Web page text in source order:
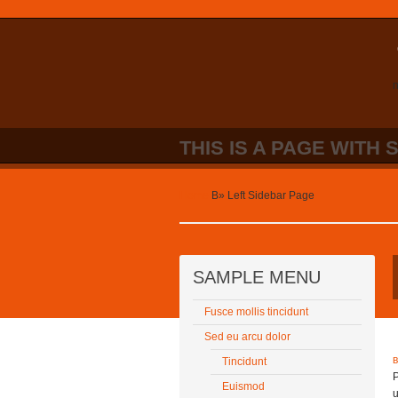
THIS IS A PAGE WITH
В» Left Sidebar Page
SAMPLE MENU
Fusce mollis tincidunt
Sed eu arcu dolor
Tincidunt
Euismod